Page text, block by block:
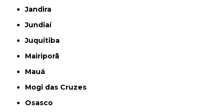
Jandira
Jundiaí
Juquitiba
Mairiporã
Mauá
Mogi das Cruzes
Osasco